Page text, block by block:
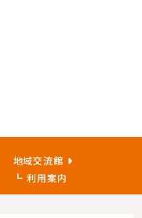
地域交流館
利用案内